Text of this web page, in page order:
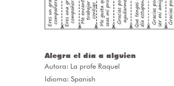
Alegra el día a alguien
Autora: La profe Raquel
Idioma: Spanish